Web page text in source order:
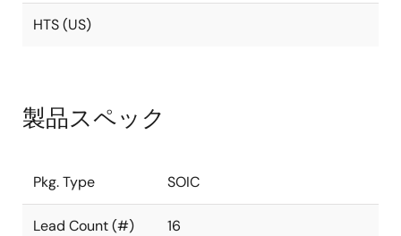
HTS (US)
製品スペック
Pkg. Type SOIC
Lead Count (#) 16